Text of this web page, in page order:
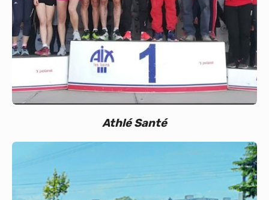
Athlé Santé